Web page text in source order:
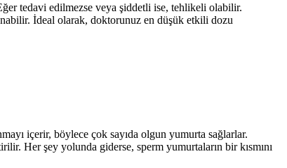
tedavi edilmezse veya şiddetli ise, tehlikeli olabilir.
İdeal olarak, doktorunuz en düşük etkili dozu
içerir, böylece çok sayıda olgun yumurta sağlarlar.
Her şey yolunda giderse, sperm yumurtaların bir kısmını